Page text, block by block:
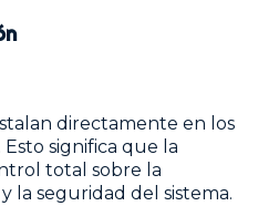
directamente en los
significa que la
total sobre la
la seguridad del sistema.